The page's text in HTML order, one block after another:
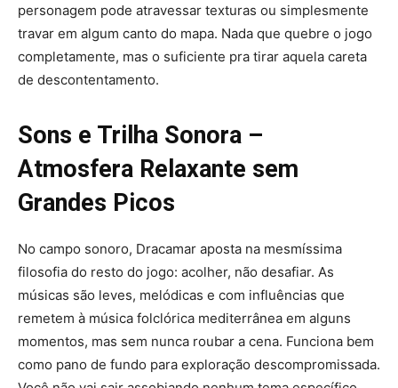
personagem pode atravessar texturas ou simplesmente
travar em algum canto do mapa. Nada que quebre o jogo
completamente, mas o suficiente pra tirar aquela careta
de descontentamento.
Sons e Trilha Sonora –
Atmosfera Relaxante sem
Grandes Picos
No campo sonoro, Dracamar aposta na mesmíssima
filosofia do resto do jogo: acolher, não desafiar. As
músicas são leves, melódicas e com influências que
remetem à música folclórica mediterrânea em alguns
momentos, mas sem nunca roubar a cena. Funciona bem
como pano de fundo para exploração descompromissada.